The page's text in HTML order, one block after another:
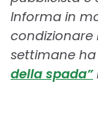
Informa in
condizionare
settimane
della spada”